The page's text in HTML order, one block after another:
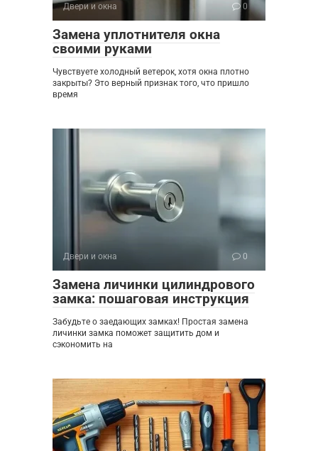
Двери и окна 0
Замена уплотнителя окна
своими руками
Чувствуете холодный ветерок, хотя окна плотно
закрыты? Это верный признак того, что пришло
время
Двери и окна 0
Замена личинки цилиндрового
замка: пошаговая инструкция
Забудьте о заедающих замках! Простая замена
личинки замка поможет защитить дом и
сэкономить на